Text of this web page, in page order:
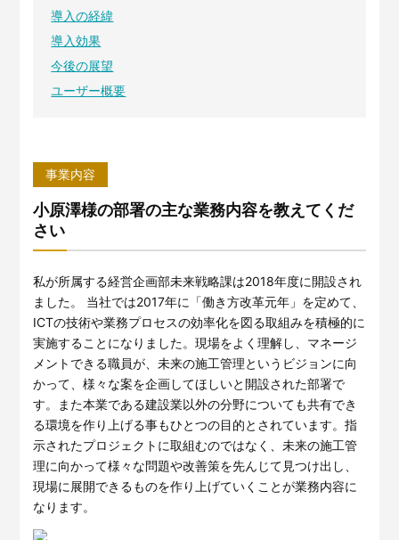
導入の経緯
導入効果
今後の展望
ユーザー概要
事業内容
小原澤様の部署の主な業務内容を教えてくだ
さい
私が所属する経営企画部未来戦略課は2018年度に開設され
ました。 当社では2017年に「働き方改革元年」を定めて、
ICTの技術や業務プロセスの効率化を図る取組みを積極的に
実施することになりました。現場をよく理解し、マネージ
メントできる職員が、未来の施工管理というビジョンに向
かって、様々な案を企画してほしいと開設された部署で
す。また本業である建設業以外の分野についても共有でき
る環境を作り上げる事もひとつの目的とされています。指
示されたプロジェクトに取組むのではなく、未来の施工管
理に向かって様々な問題や改善策を先んじて見つけ出し、
現場に展開できるものを作り上げていくことが業務内容に
なります。